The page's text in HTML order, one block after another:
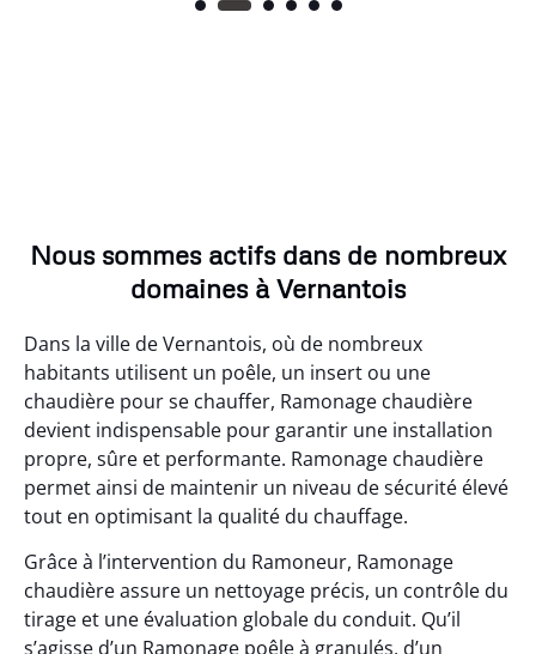
Nous sommes actifs dans de nombreux
domaines à Vernantois
Dans la ville de Vernantois, où de nombreux
habitants utilisent un poêle, un insert ou une
chaudière pour se chauffer, Ramonage chaudière
devient indispensable pour garantir une installation
propre, sûre et performante. Ramonage chaudière
permet ainsi de maintenir un niveau de sécurité élevé
tout en optimisant la qualité du chauffage.
Grâce à l’intervention du Ramoneur, Ramonage
chaudière assure un nettoyage précis, un contrôle du
tirage et une évaluation globale du conduit. Qu’il
s’agisse d’un Ramonage poêle à granulés, d’un